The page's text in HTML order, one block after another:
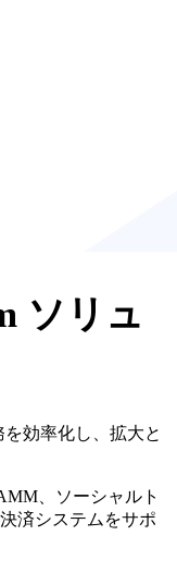
ソリュ
効率化し、拡大と
、ソーシャルト
済システムをサポ